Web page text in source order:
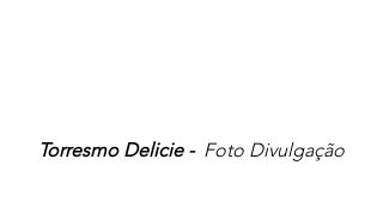
Torresmo Delicie - Foto Divulgação